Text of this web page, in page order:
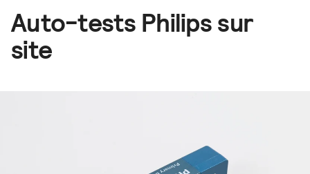
Auto-tests Philips sur
site